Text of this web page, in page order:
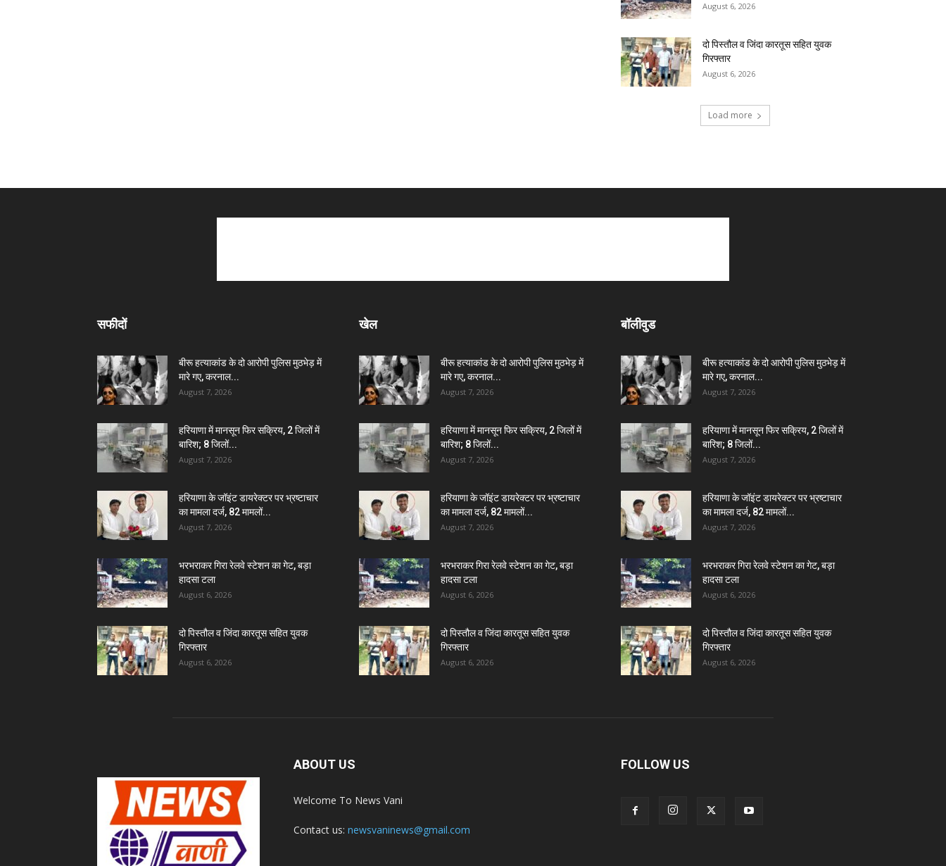
August 6, 2026
दो पिस्तौल व जिंदा कारतूस सहित युवक
गिरफ्तार
August 6, 2026
Load more
सफीदों
बीरू हत्याकांड के दो आरोपी पुलिस मुठभेड़ में
मारे गए, करनाल...
August 7, 2026
हरियाणा में मानसून फिर सक्रिय, 2 जिलों में
बारिश; 8 जिलों...
August 7, 2026
हरियाणा के जॉइंट डायरेक्टर पर भ्रष्टाचार
का मामला दर्ज, 82 मामलों...
August 7, 2026
भरभराकर गिरा रेलवे स्टेशन का गेट, बड़ा
हादसा टला
August 6, 2026
दो पिस्तौल व जिंदा कारतूस सहित युवक
गिरफ्तार
August 6, 2026
खेल
बीरू हत्याकांड के दो आरोपी पुलिस मुठभेड़ में
मारे गए, करनाल...
August 7, 2026
हरियाणा में मानसून फिर सक्रिय, 2 जिलों में
बारिश; 8 जिलों...
August 7, 2026
हरियाणा के जॉइंट डायरेक्टर पर भ्रष्टाचार
का मामला दर्ज, 82 मामलों...
August 7, 2026
भरभराकर गिरा रेलवे स्टेशन का गेट, बड़ा
हादसा टला
August 6, 2026
दो पिस्तौल व जिंदा कारतूस सहित युवक
गिरफ्तार
August 6, 2026
बॉलीवुड
बीरू हत्याकांड के दो आरोपी पुलिस मुठभेड़ में
मारे गए, करनाल...
August 7, 2026
हरियाणा में मानसून फिर सक्रिय, 2 जिलों में
बारिश; 8 जिलों...
August 7, 2026
हरियाणा के जॉइंट डायरेक्टर पर भ्रष्टाचार
का मामला दर्ज, 82 मामलों...
August 7, 2026
भरभराकर गिरा रेलवे स्टेशन का गेट, बड़ा
हादसा टला
August 6, 2026
दो पिस्तौल व जिंदा कारतूस सहित युवक
गिरफ्तार
August 6, 2026
ABOUT US
Welcome To News Vani
Contact us: newsvaninews@gmail.com
FOLLOW US